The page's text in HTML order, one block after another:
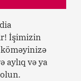
İşimizin
köməyinizə
aylıq və ya